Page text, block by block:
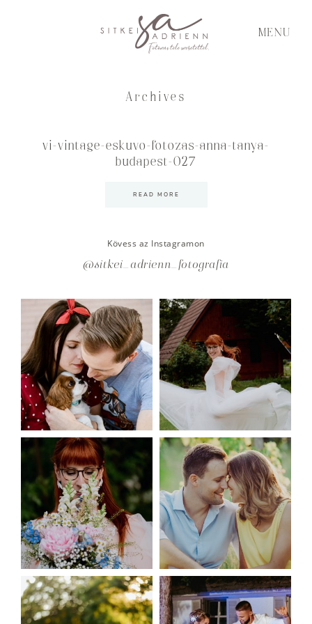
MENU
Archives
vi-vintage-eskuvo-fotozas-anna-tanya-
budapest-027
READ MORE
Kövess az Instagramon
@sitkei_adrienn_fotografia